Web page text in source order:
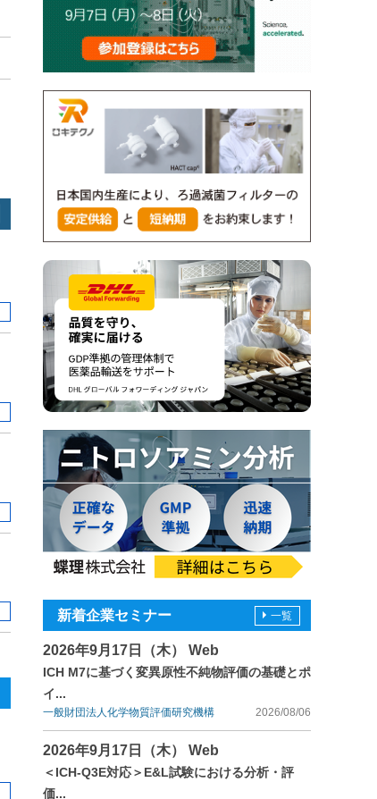
新着企業セミナー
2026年9月17日（木） Web
ICH M7に基づく変異原性不純物評価の基礎とポ
イ...
一般財団法人化学物質評価研究機構 2026/08/06
2026年9月17日（木） Web
＜ICH-Q3E対応＞E&L試験における分析・評
価...
一覧